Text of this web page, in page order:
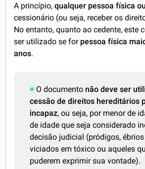
A princípio,qualquer pessoa física
cessionário (ou seja, receber os
No entanto, quanto ao cedente, este
ser utilizado se for pessoa física
anos.
O documento não deve ser
cessão de direitos hereditários
incapaz, ou seja, por menor de
de idade que seja considerado
decisão judicial (pródigos,
viciados em tóxico ou aqueles
puderem exprimir sua vontade).